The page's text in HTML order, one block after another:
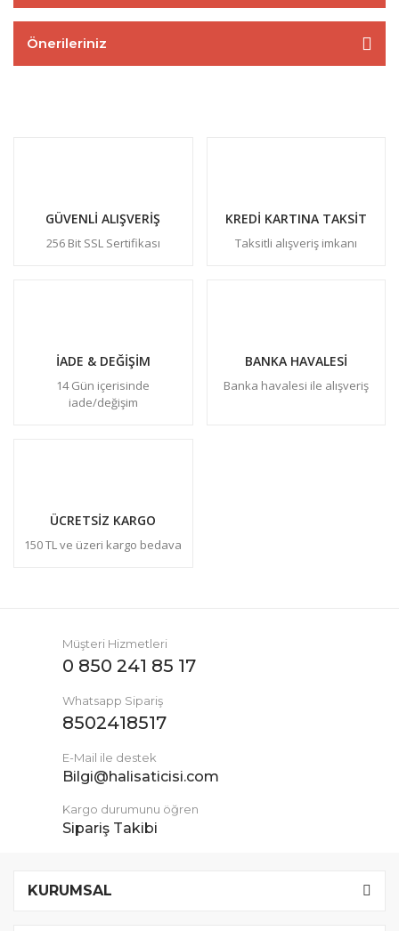
Önerileriniz
GÜVENLİ ALIŞVERİŞ
256 Bit SSL Sertifikası
KREDİ KARTINA TAKSİT
Taksitli alışveriş imkanı
İADE & DEĞİŞİM
14 Gün içerisinde
iade/değişim
BANKA HAVALESİ
Banka havalesi ile alışveriş
ÜCRETSİZ KARGO
150 TL ve üzeri kargo bedava
Müşteri Hizmetleri
0 850 241 85 17
Whatsapp Sipariş
8502418517
E-Mail ile destek
Bilgi@halisaticisi.com
Kargo durumunu öğren
Sipariş Takibi
KURUMSAL